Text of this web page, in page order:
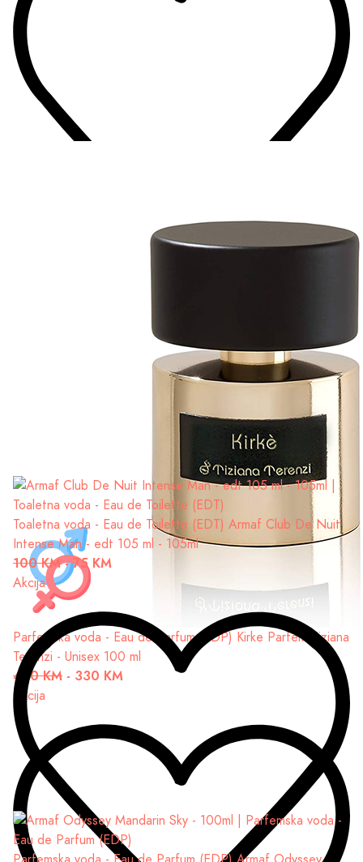
Parfemska voda - Eau de Parfum (EDP) Kirke Parfem Tiziana
Terenzi - Unisex 100 ml
430 KM - 330 KM
Akcija
Toaletna voda - Eau de Toilette (EDT) Armaf Club De Nuit
Intense Man - edt 105 ml - 105ml
100 KM-75 KM
Akcija